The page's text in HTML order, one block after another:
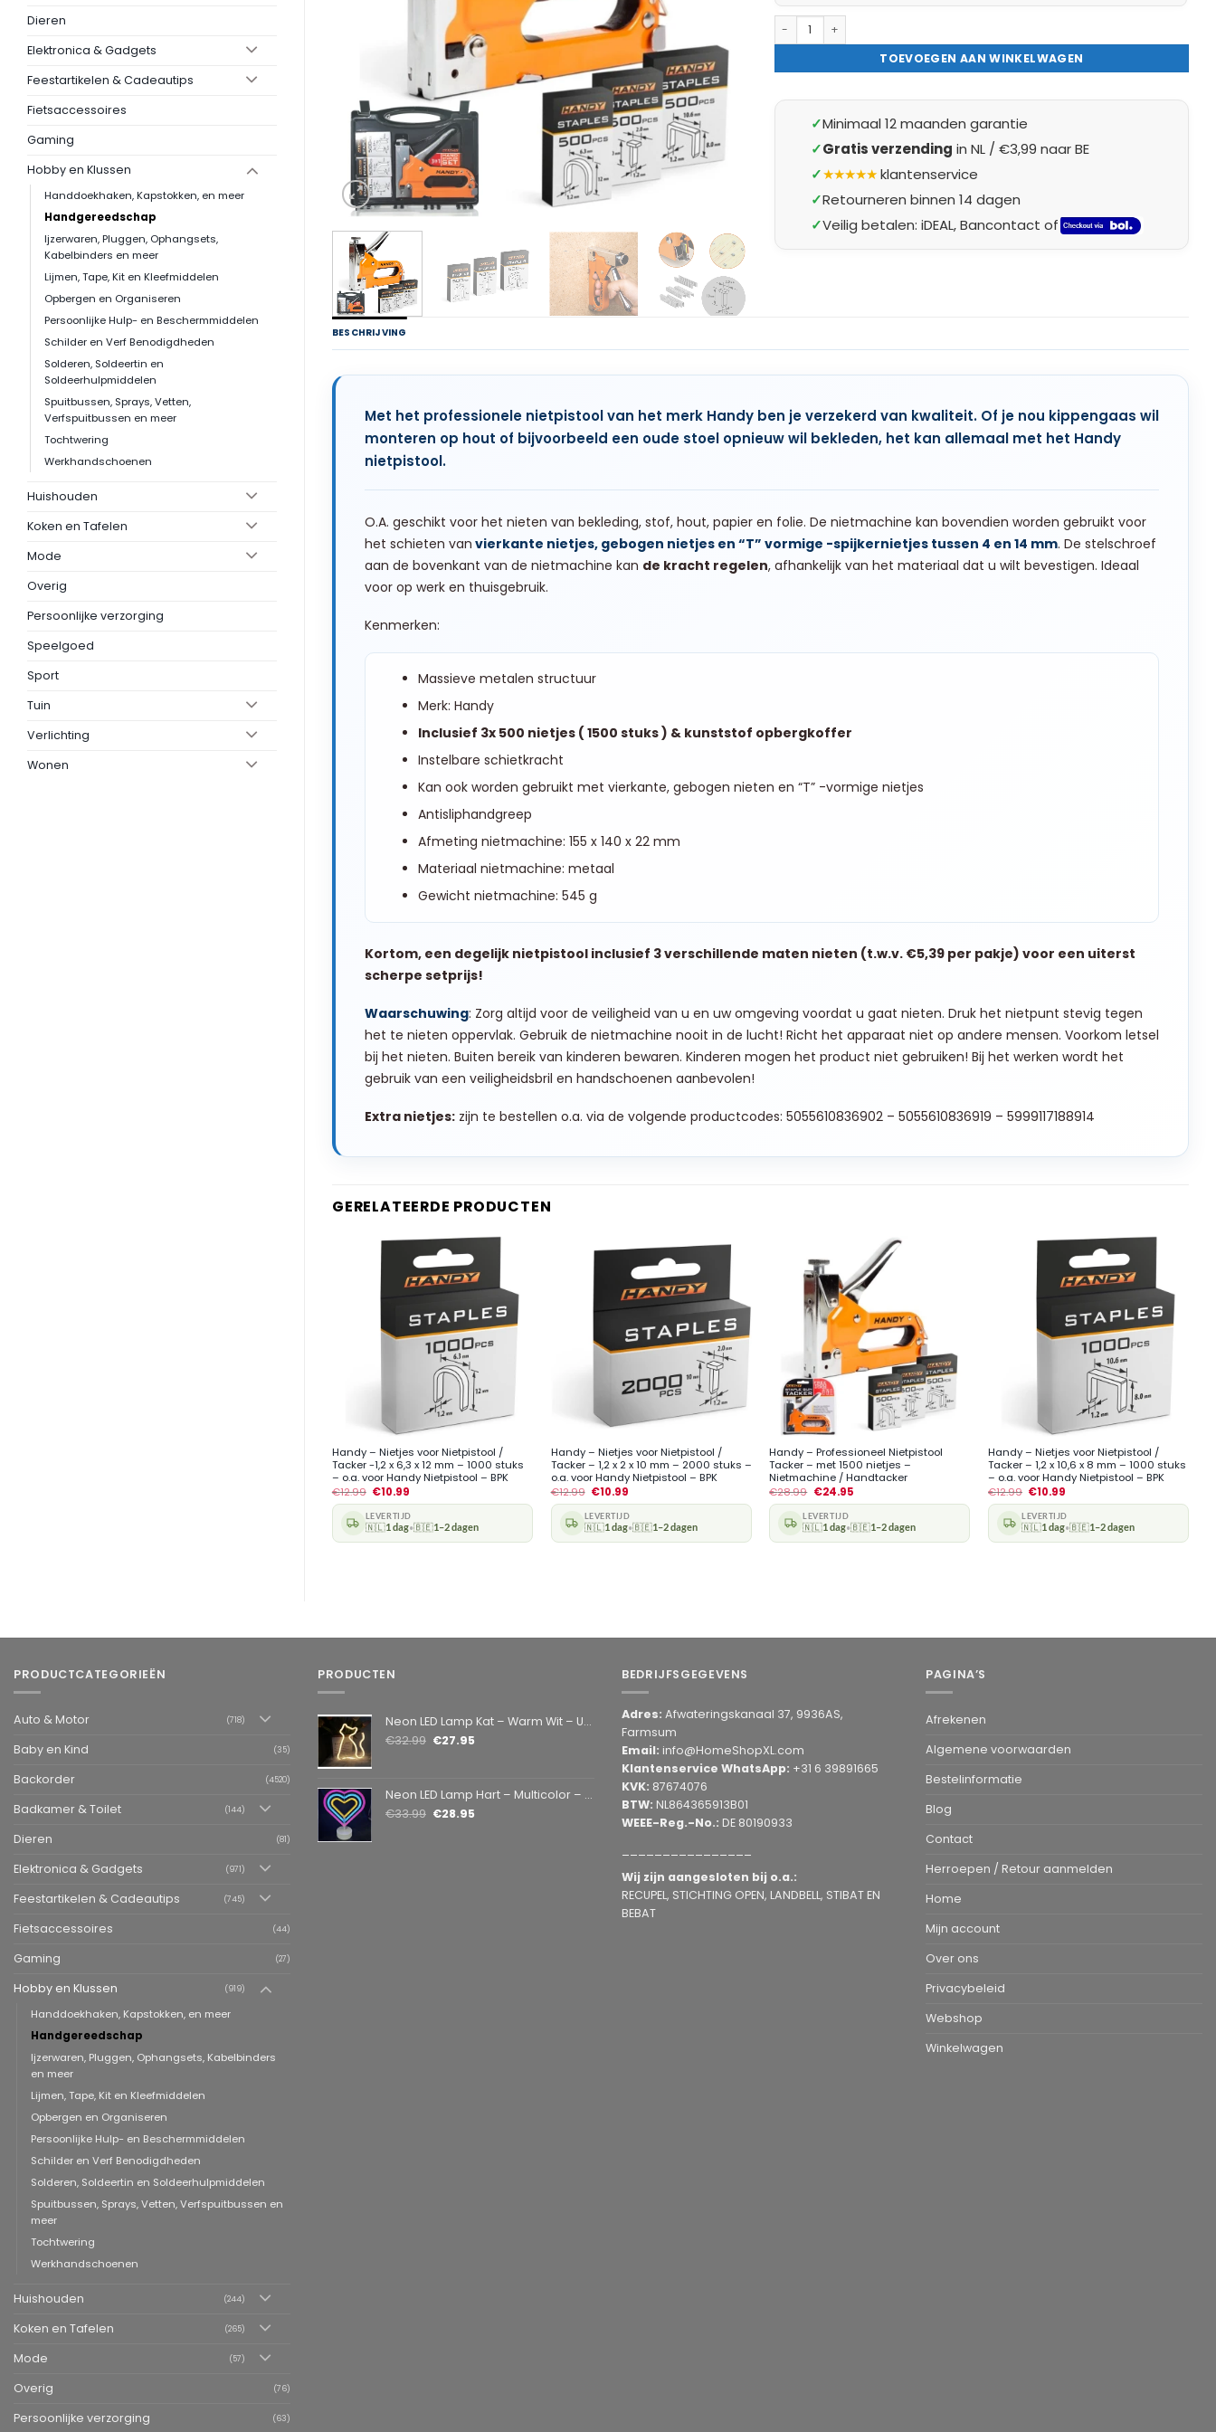
Dieren
Elektronica & Gadgets
Feestartikelen & Cadeautips
Fietsaccessoires
Gaming
Hobby en Klussen
Handdoekhaken, Kapstokken, en meer
Handgereedschap
Ijzerwaren, Pluggen, Ophangsets,
Kabelbinders en meer
Lijmen, Tape, Kit en Kleefmiddelen
Opbergen en Organiseren
Persoonlijke Hulp- en Beschermmiddelen
Schilder en Verf Benodigdheden
Solderen, Soldeertin en
Soldeerhulpmiddelen
Spuitbussen, Sprays, Vetten,
Verfspuitbussen en meer
Tochtwering
Werkhandschoenen
Huishouden
Koken en Tafelen
Mode
Overig
Persoonlijke verzorging
Speelgoed
Sport
Tuin
Verlichting
Wonen
Handy - Professioneel Nietpistool Tacker in Case - met 1500 nietjes &
TOEVOEGEN AAN WINKELWAGEN
✓Minimaal 12 maanden garantie
✓Gratis verzending in NL / €3,99 naar BE
✓★★★★★klantenservice
✓Retourneren binnen 14 dagen
✓Veilig betalen: iDEAL, Bancontact of
BESCHRIJVING
Met het professionele nietpistool van het merk Handy ben je verzekerd van kwaliteit. Of je nou kippengaas wil
monteren op hout of bijvoorbeeld een oude stoel opnieuw wil bekleden, het kan allemaal met het Handy
nietpistool.
O.A. geschikt voor het nieten van bekleding, stof, hout, papier en folie. De nietmachine kan bovendien worden gebruikt voor
het schieten van vierkante nietjes, gebogen nietjes en “T” vormige -spijkernietjes tussen 4 en 14 mm. De stelschroef
aan de bovenkant van de nietmachine kan de kracht regelen, afhankelijk van het materiaal dat u wilt bevestigen. Ideaal
voor op werk en thuisgebruik.
Kenmerken:
Massieve metalen structuur
Merk: Handy
Inclusief 3x 500 nietjes ( 1500 stuks ) & kunststof opbergkoffer
Instelbare schietkracht
Kan ook worden gebruikt met vierkante, gebogen nieten en “T” -vormige nietjes
Antisliphandgreep
Afmeting nietmachine: 155 x 140 x 22 mm
Materiaal nietmachine: metaal
Gewicht nietmachine: 545 g
Kortom, een degelijk nietpistool inclusief 3 verschillende maten nieten (t.w.v. €5,39 per pakje) voor een uiterst
scherpe setprijs!
Waarschuwing: Zorg altijd voor de veiligheid van u en uw omgeving voordat u gaat nieten. Druk het nietpunt stevig tegen
het te nieten oppervlak. Gebruik de nietmachine nooit in de lucht! Richt het apparaat niet op andere mensen. Voorkom letsel
bij het nieten. Buiten bereik van kinderen bewaren. Kinderen mogen het product niet gebruiken! Bij het werken wordt het
gebruik van een veiligheidsbril en handschoenen aanbevolen!
Extra nietjes: zijn te bestellen o.a. via de volgende productcodes: 5055610836902 – 5055610836919 – 5999117188914
GERELATEERDE PRODUCTEN
Handy – Nietjes voor Nietpistool /
Tacker -1,2 x 6,3 x 12 mm – 1000 stuks
– o.a. voor Handy Nietpistool – BPK
€12.99 €10.99
LEVERTIJD
🇳🇱1 dag•🇧🇪1–2 dagen
Handy – Nietjes voor Nietpistool /
Tacker – 1,2 x 2 x 10 mm – 2000 stuks –
o.a. voor Handy Nietpistool – BPK
€12.99 €10.99
LEVERTIJD
🇳🇱1 dag•🇧🇪1–2 dagen
+
Handy – Professioneel Nietpistool
Tacker – met 1500 nietjes –
Nietmachine / Handtacker
€28.99 €24.95
LEVERTIJD
🇳🇱1 dag•🇧🇪1–2 dagen
Handy – Nietjes voor Nietpistool /
Tacker – 1,2 x 10,6 x 8 mm – 1000 stuks
– o.a. voor Handy Nietpistool – BPK
€12.99 €10.99
LEVERTIJD
🇳🇱1 dag•🇧🇪1–2 dagen
PRODUCTCATEGORIEËN
Auto & Motor (718)
Baby en Kind (35)
Backorder (4520)
Badkamer & Toilet (144)
Dieren (81)
Elektronica & Gadgets (971)
Feestartikelen & Cadeautips (745)
Fietsaccessoires (44)
Gaming (27)
Hobby en Klussen (919)
Handdoekhaken, Kapstokken, en meer
Handgereedschap
Ijzerwaren, Pluggen, Ophangsets, Kabelbinders
en meer
Lijmen, Tape, Kit en Kleefmiddelen
Opbergen en Organiseren
Persoonlijke Hulp- en Beschermmiddelen
Schilder en Verf Benodigdheden
Solderen, Soldeertin en Soldeerhulpmiddelen
Spuitbussen, Sprays, Vetten, Verfspuitbussen en
meer
Tochtwering
Werkhandschoenen
Huishouden (244)
Koken en Tafelen (265)
Mode (57)
Overig (76)
Persoonlijke verzorging (63)
PRODUCTEN
Neon LED Lamp Kat – Warm Wit – USB & Batterij – Decoratieve Tafellamp voor Kinderkamer – 28,5 x 24,5 cm
€32.99 €27.95
Neon LED Lamp Hart – Multicolor – USB & Batterij – Hartvormige Sfeerlamp – Kinderkamer & Slaapkamer – 25,2 x 23 cm
€33.99 €28.95
BEDRIJFSGEGEVENS
Adres: Afwateringskanaal 37, 9936AS,
Farmsum
Email: info@HomeShopXL.com
Klantenservice WhatsApp: +31 6 39891665
KVK: 87674076
BTW: NL864365913B01
WEEE-Reg.-No.: DE 80190933
Wij zijn aangesloten bij o.a.:
RECUPEL, STICHTING OPEN, LANDBELL, STIBAT EN
BEBAT
PAGINA’S
Afrekenen
Algemene voorwaarden
Bestelinformatie
Blog
Contact
Herroepen / Retour aanmelden
Home
Mijn account
Over ons
Privacybeleid
Webshop
Winkelwagen